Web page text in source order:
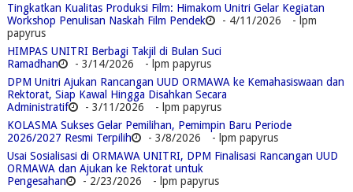
Tingkatkan Kualitas Produksi Film: Himakom Unitri Gelar Kegiatan
Workshop Penulisan Naskah Film Pendek
- 4/11/2026
- lpm
papyrus
HIMPAS UNITRI Berbagi Takjil di Bulan Suci
Ramadhan
- 3/14/2026
- lpm papyrus
DPM Unitri Ajukan Rancangan UUD ORMAWA ke Kemahasiswaan dan
Rektorat, Siap Kawal Hingga Disahkan Secara
Administratif
- 3/11/2026
- lpm papyrus
KOLASMA Sukses Gelar Pemilihan, Pemimpin Baru Periode
2026/2027 Resmi Terpilih
- 3/8/2026
- lpm papyrus
Usai Sosialisasi di ORMAWA UNITRI, DPM Finalisasi Rancangan UUD
ORMAWA dan Ajukan ke Rektorat untuk
Pengesahan
- 2/23/2026 - lpm papyrus